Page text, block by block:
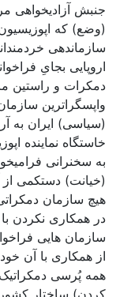
جنبش آزادیخواهی
(وضع) که
سازماندهی
اروپایی بجایِ
دمکرات و راستین
واپسگراترین
(سیاسی) ایران به
خاستگاه نماینده
به سخنرانی
(خیانت) دستکمی از
هیچ سازمان دمکراتی
در همکاری نکردن با
سازمان هایی
از همکاری با آن
همه پُرسی دمکراتیک